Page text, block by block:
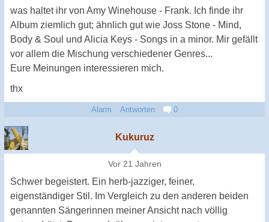
was haltet ihr von Amy Winehouse - Frank. Ich finde ihr
Album ziemlich gut; ähnlich gut wie Joss Stone - Mind,
Body & Soul und Alicia Keys - Songs in a minor. Mir gefällt
vor allem die Mischung verschiedener Genres...
Eure Meinungen interessieren mich.
thx
Alarm Antworten 0
Kukuruz
Vor 21 Jahren
Schwer begeistert. Ein herb-jazziger, feiner,
eigenständiger Stil. Im Vergleich zu den anderen beiden
genannten Sängerinnen meiner Ansicht nach völlig